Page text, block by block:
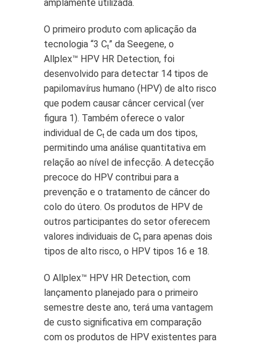
amplamente utilizada.
O primeiro produto com aplicação da
tecnologia “3 Ct” da Seegene, o
Allplex™ HPV HR Detection, foi
desenvolvido para detectar 14 tipos de
papilomavírus humano (HPV) de alto risco
que podem causar câncer cervical (ver
figura 1). Também oferece o valor
individual de Ct de cada um dos tipos,
permitindo uma análise quantitativa em
relação ao nível de infecção. A detecção
precoce do HPV contribui para a
prevenção e o tratamento de câncer do
colo do útero. Os produtos de HPV de
outros participantes do setor oferecem
valores individuais de Ct para apenas dois
tipos de alto risco, o HPV tipos 16 e 18.
O Allplex™ HPV HR Detection, com
lançamento planejado para o primeiro
semestre deste ano, terá uma vantagem
de custo significativa em comparação
com os produtos de HPV existentes para